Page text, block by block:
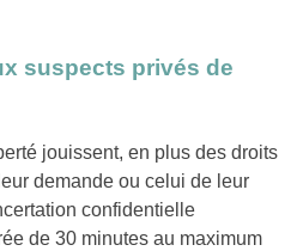
privés de
jouissent, en plus des droits
demande ou celui de leur
confidentielle
de 30 minutes au maximum